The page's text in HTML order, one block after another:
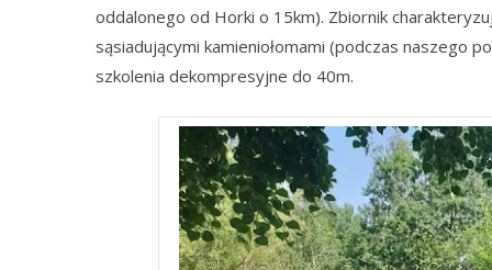
oddalonego od Horki o 15km). Zbiornik
sąsiadującymi kamieniołomami (podczas naszego
szkolenia dekompresyjne do 40m.